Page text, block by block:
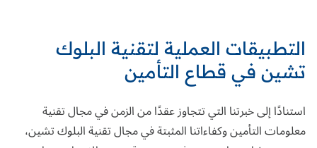
التطبيقات العملية لتقنية البلوك
تشين في قطاع التأمين
استنادًا إلى خبرتنا التي تتجاوز عقدًا من الزمن في مجال تقنية
معلومات التأمين وكفاءاتنا المثبتة في مجال تقنية البلوك تشين،